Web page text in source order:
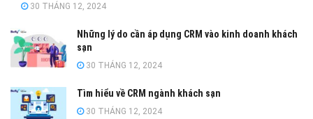
30 THÁNG 12, 2024
Những lý do cần áp dụng CRM vào kinh doanh khách
sạn
30 THÁNG 12, 2024
Tìm hiểu về CRM ngành khách sạn
30 THÁNG 12, 2024